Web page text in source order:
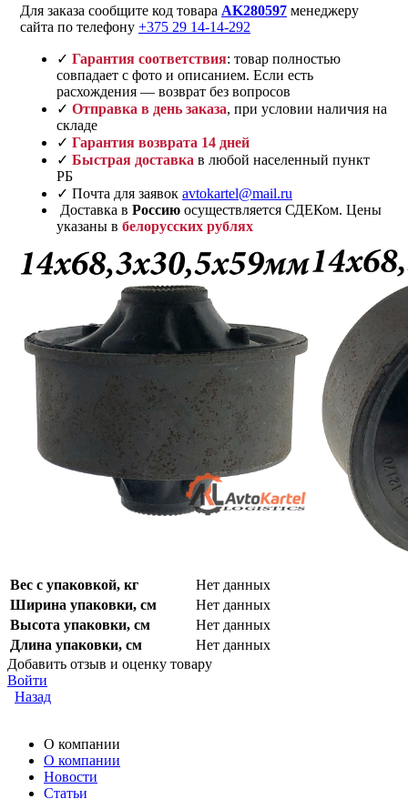
Для заказа сообщите код товара AK280597 менеджеру
сайта по телефону +375 29 14-14-292
✓ Гарантия соответствия: товар полностью
совпадает с фото и описанием. Если есть
расхождения — возврат без вопросов
✓ Отправка в день заказа, при условии наличия на
складе
✓ Гарантия возврата 14 дней
✓ Быстрая доставка в любой населенный пункт
РБ
✓ Почта для заявок avtokartel@mail.ru
Доставка в Россию осуществляется СДЕКом. Цены
указаны в белорусских рублях
Вес с упаковкой, кг
Нет данных
Ширина упаковки, см
Нет данных
Высота упаковки, см
Нет данных
Длина упаковки, см
Нет данных
Добавить отзыв и оценку товару
Войти
Назад
О компании
О компании
Новости
Статьи